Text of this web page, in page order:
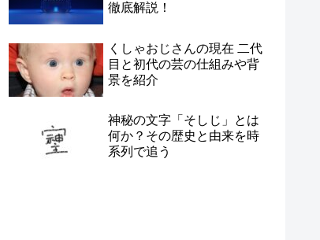
徹底解説！
くしゃおじさんの現在 二代
目と初代の芸の仕組みや背
景を紹介
神秘の文字「そしじ」とは
何か？その歴史と由来を時
系列で追う